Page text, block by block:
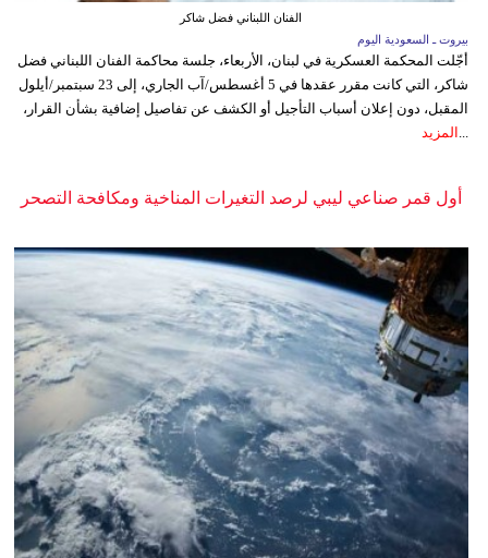
الفنان اللبناني فضل شاكر
بيروت ـ السعودية اليوم
أجّلت المحكمة العسكرية في لبنان، الأربعاء، جلسة محاكمة الفنان اللبناني فضل
شاكر، التي كانت مقرر عقدها في 5 أغسطس/آب الجاري، إلى 23 سبتمبر/أيلول
المقبل، دون إعلان أسباب التأجيل أو الكشف عن تفاصيل إضافية بشأن القرار،
المزيد
أول قمر صناعي ليبي لرصد التغيرات المناخية ومكافحة التصحر